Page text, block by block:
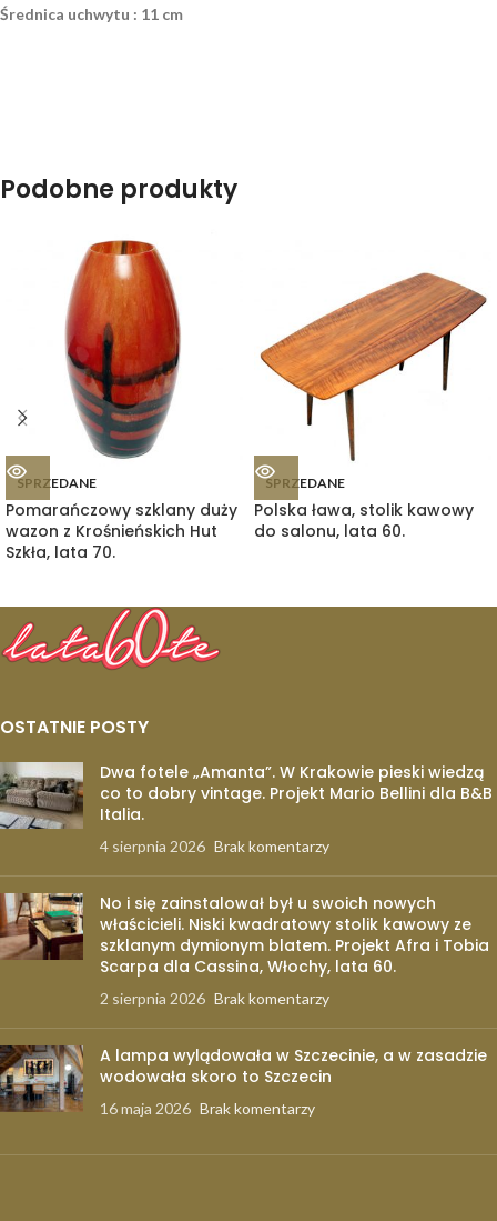
Średnica uchwytu : 11 cm
Podobne produkty
SPRZEDANE
Pomarańczowy szklany duży
wazon z Krośnieńskich Hut
Szkła, lata 70.
SPRZEDANE
Polska ława, stolik kawowy
do salonu, lata 60.
OSTATNIE POSTY
Dwa fotele „Amanta”. W Krakowie pieski wiedzą
co to dobry vintage. Projekt Mario Bellini dla B&B
Italia.
4 sierpnia 2026 Brak komentarzy
No i się zainstalował był u swoich nowych
właścicieli. Niski kwadratowy stolik kawowy ze
szklanym dymionym blatem. Projekt Afra i Tobia
Scarpa dla Cassina, Włochy, lata 60.
2 sierpnia 2026 Brak komentarzy
A lampa wylądowała w Szczecinie, a w zasadzie
wodowała skoro to Szczecin
16 maja 2026 Brak komentarzy